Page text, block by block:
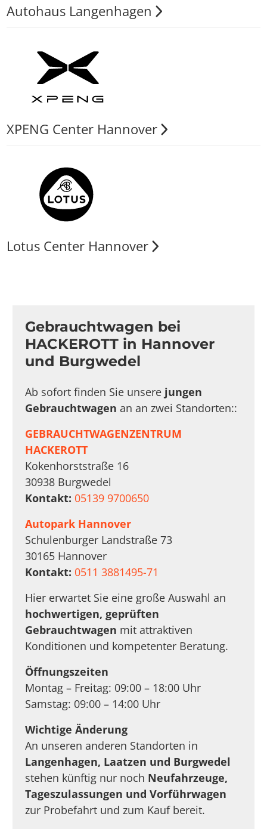
Autohaus Langenhagen
XPENG Center Hannover
Lotus Center Hannover
Gebrauchtwagen bei
HACKEROTT in Hannover
und Burgwedel
Ab sofort finden Sie unsere jungen
Gebrauchtwagen an an zwei Standorten::
GEBRAUCHTWAGENZENTRUM
HACKEROTT
Kokenhorststraße 16
30938 Burgwedel
Kontakt: 05139 9700650
Autopark Hannover
Schulenburger Landstraße 73
30165 Hannover
Kontakt: 0511 3881495-71
Hier erwartet Sie eine große Auswahl an
hochwertigen, geprüften
Gebrauchtwagen mit attraktiven
Konditionen und kompetenter Beratung.
Öffnungszeiten
Montag – Freitag: 09:00 – 18:00 Uhr
Samstag: 09:00 – 14:00 Uhr
Wichtige Änderung
An unseren anderen Standorten in
Langenhagen, Laatzen und Burgwedel
stehen künftig nur noch Neufahrzeuge,
Tageszulassungen und Vorführwagen
zur Probefahrt und zum Kauf bereit.